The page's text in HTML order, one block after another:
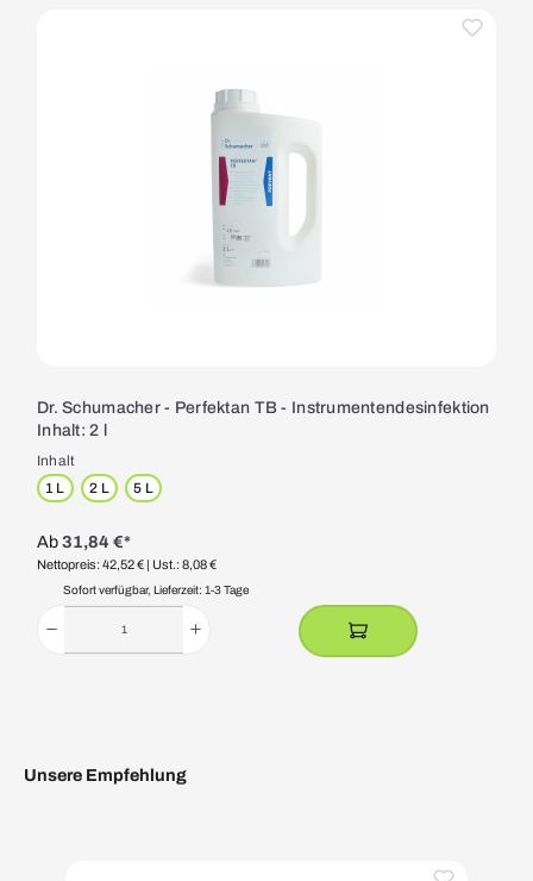
Dr. Schumacher - Perfektan TB - Instrumentendesinfektion
Inhalt: 2 l
Inhalt
1 L
2 L 5 L
Ab31,84 €*
Nettopreis: 42,52 € | Ust.: 8,08 €
Sofort verfügbar, Lieferzeit: 1-3 Tage
Unsere Empfehlung